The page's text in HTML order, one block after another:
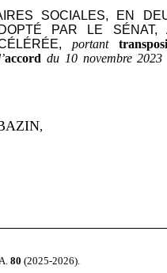
SOCIALES, EN
PAR LE SÉNAT,
portant
accorddu 10 novembre
,
80 (2025-2026).